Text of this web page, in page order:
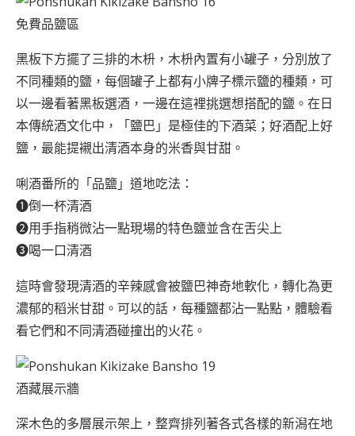
免費品鹽區
黑板下方擺了三排的木枡，木枡內置有小罐子，分別放了
不同種類的鹽，每個罐子上都有小牌子標示鹽的種類，可
以一邊看著黑板選酒，一邊在這裡挑選想搭配的鹽。在日
本傳統酒文化中，「鹽巴」是極佳的下酒菜；好酒配上好
鹽，最能提襯出清酒本身的米香與甘甜。
唎酒番所的「品鹽」道地吃法：
➊倒一杯清酒
➋用手指稍微沾一點現場的特色鹽並含在舌尖上
➌喝一口清酒
這時會發現清酒的辛辣感會被鹽巴神奇地軟化，轉化為更
濃郁的稻米甘甜。可以的話，每種鹽都沾一點點，體驗看
看它們和不同清酒碰撞出的火花。
酒藏展示牆
深木色的多層展示架上，整齊排列著各式各樣的新潟在地